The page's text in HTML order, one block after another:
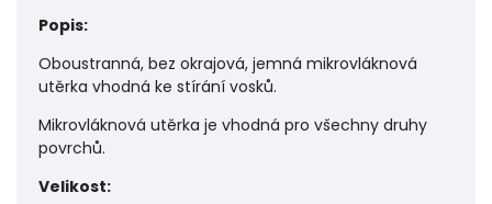
Popis:
Oboustranná, bez okrajová, jemná mikrovláknová
utěrka vhodná ke stírání vosků.
Mikrovláknová utěrka je vhodná pro všechny druhy
povrchů.
Velikost: